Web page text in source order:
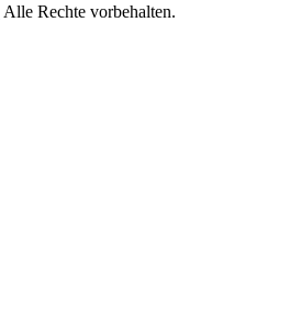
Alle Rechte vorbehalten.